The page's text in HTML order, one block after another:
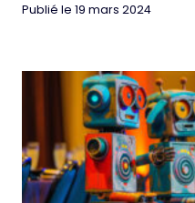
Publié le 19 mars 2024